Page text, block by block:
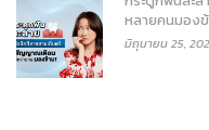
หลายคนมอง
มิถุนายน 25,